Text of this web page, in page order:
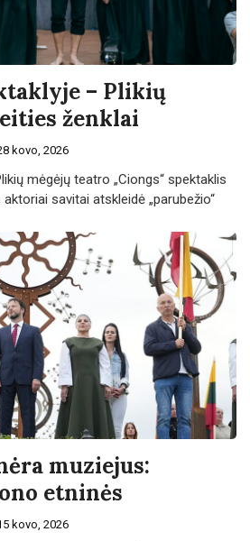
– Plikių
ženklai
kovo, 2026
mėgėjų teatro „Ciongs“ spektaklis
aktoriai savitai atskleidė „parubežio“
muziejus:
etninės
kovo, 2026